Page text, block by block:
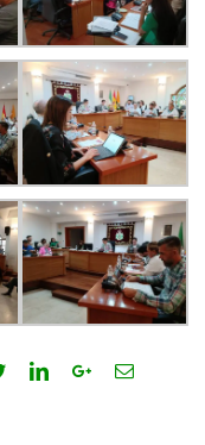
TwitterLinkedinGoogle+Email